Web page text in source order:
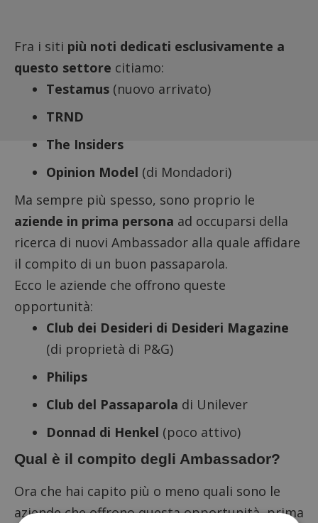
Fra i siti più noti dedicati esclusivamente a
questo settore citiamo:
Testamus (nuovo arrivato)
TRND
The Insiders
Opinion Model (di Mondadori)
Ma sempre più spesso, sono proprio le
aziende in prima persona ad occuparsi della
ricerca di nuovi Ambassador alla quale affidare
il compito di un buon passaparola.
Ecco le aziende che offrono queste
opportunità:
Club dei Desideri di Desideri Magazine
(di proprietà di P&G)
Philips
Club del Passaparola di Unilever
Donnad di Henkel (poco attivo)
Qual è il compito degli Ambassador?
Ora che hai capito più o meno quali sono le
aziende che offrono questa opportunità, prima